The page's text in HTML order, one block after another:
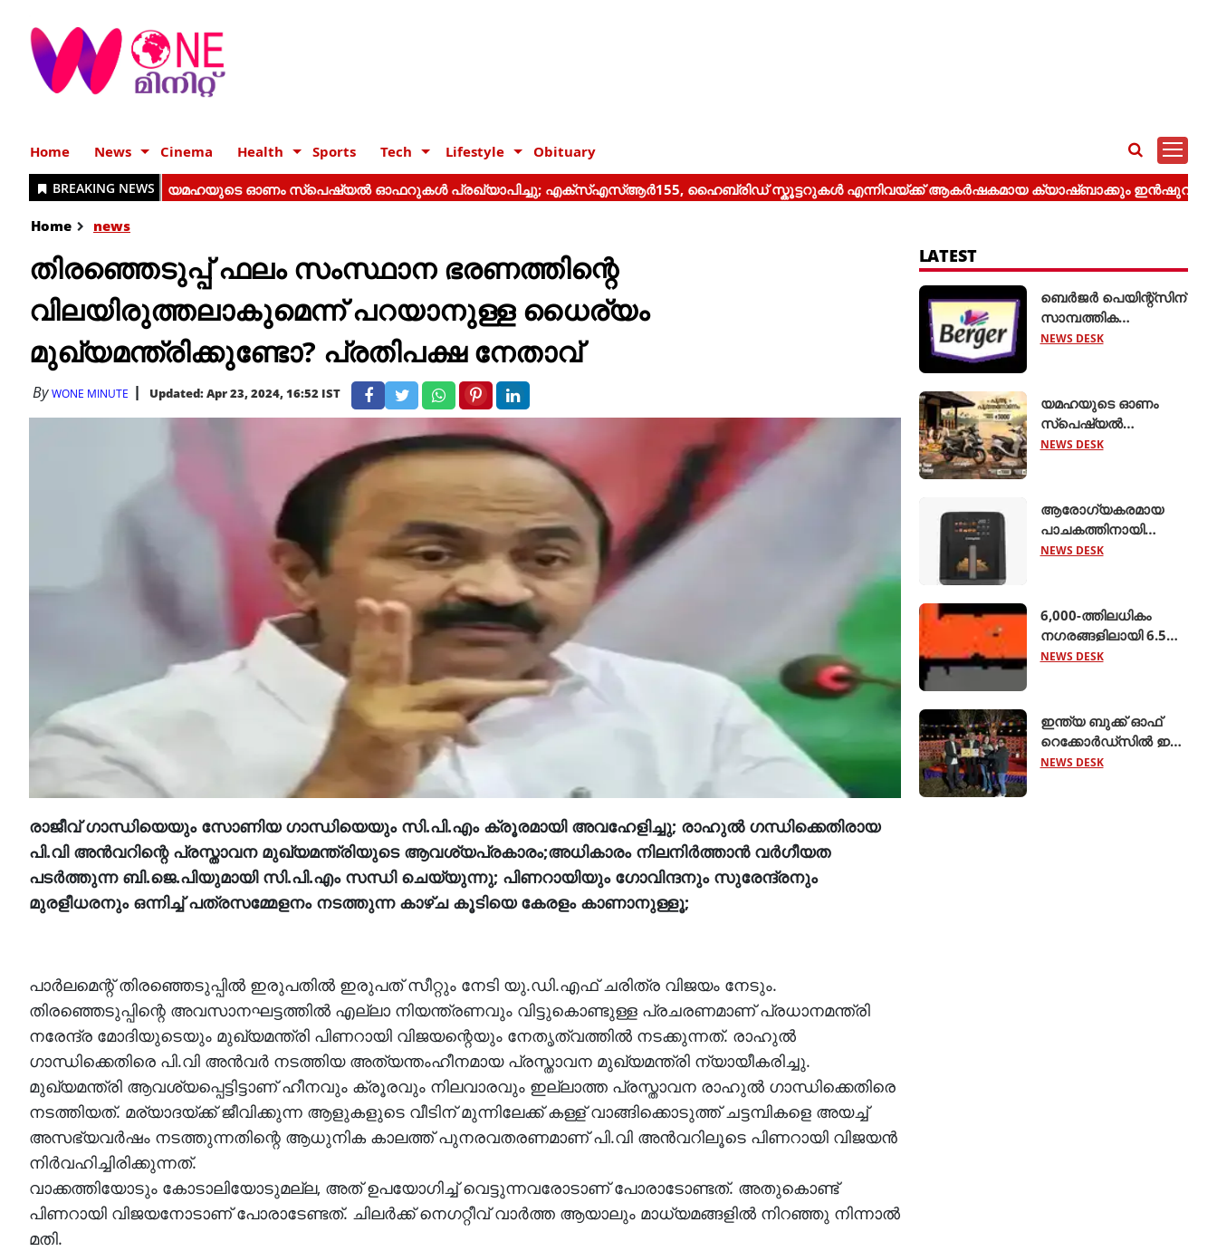
Home News Cinema Health Sports Tech Lifestyle Obituary
Home news
തിരഞ്ഞെടുപ്പ് ഫലം സംസ്ഥാന ഭരണത്തിന്റെ
വിലയിരുത്തലാകുമെന്ന് പറയാനുള്ള ധൈര്യം
മുഖ്യമന്ത്രിക്കുണ്ടോ? പ്രതിപക്ഷ നേതാവ്
ByWONE MINUTE Updated: Apr 23, 2024, 16:52 IST
രാജീവ് ഗാന്ധിയെയും സോണിയ ഗാന്ധിയെയും സി.പി.എം ക്രൂരമായി അവഹേളിച്ചു; രാഹുല്‍ ഗന്ധിക്കെതിരായ
പി.വി അന്‍വറിന്റെ പ്രസ്താവന മുഖ്യമന്ത്രിയുടെ ആവശ്യപ്രകാരം;അധികാരം നിലനിര്‍ത്താന്‍ വര്‍ഗീയത
പടര്‍ത്തുന്ന ബി.ജെ.പിയുമായി സി.പി.എം സന്ധി ചെയ്യുന്നു; പിണറായിയും ഗോവിന്ദനും സുരേന്ദ്രനും
മുരളീധരനും ഒന്നിച്ച് പത്രസമ്മേളനം നടത്തുന്ന കാഴ്ച കൂടിയെ കേരളം കാണാനുള്ളൂ;
പാര്‍ലമെന്റ് തിരഞ്ഞെടുപ്പില്‍ ഇരുപതില്‍ ഇരുപത് സീറ്റും നേടി യു.ഡി.എഫ് ചരിത്ര വിജയം നേടും.
തിരഞ്ഞെടുപ്പിന്റെ അവസാനഘട്ടത്തില്‍ എല്ലാ നിയന്ത്രണവും വിട്ടുകൊണ്ടുള്ള പ്രചരണമാണ് പ്രധാനമന്ത്രി
നരേന്ദ്ര മോദിയുടെയും മുഖ്യമന്ത്രി പിണറായി വിജയന്റെയും നേതൃത്വത്തില്‍ നടക്കുന്നത്. രാഹുല്‍
ഗാന്ധിക്കെതിരെ പി.വി അന്‍വര്‍ നടത്തിയ അത്യന്തംഹീനമായ പ്രസ്താവന മുഖ്യമന്ത്രി ന്യായീകരിച്ചു.
മുഖ്യമന്ത്രി ആവശ്യപ്പെട്ടിട്ടാണ് ഹീനവും ക്രൂരവും നിലവാരവും ഇല്ലാത്ത പ്രസ്താവന രാഹുല്‍ ഗാന്ധിക്കെതിരെ
നടത്തിയത്. മര്യാദയ്ക്ക് ജീവിക്കുന്ന ആളുകളുടെ വീടിന് മുന്നിലേക്ക് കള്ള് വാങ്ങിക്കൊടുത്ത് ചട്ടമ്പികളെ അയച്ച്
അസഭ്യവര്‍ഷം നടത്തുന്നതിന്റെ ആധുനിക കാലത്ത് പുനരവതരണമാണ് പി.വി അന്‍വറിലൂടെ പിണറായി വിജയന്‍
നിര്‍വഹിച്ചിരിക്കുന്നത്.
വാക്കത്തിയോടും കോടാലിയോടുമല്ല, അത് ഉപയോഗിച്ച് വെട്ടുന്നവരോടാണ് പോരാടോണ്ടത്. അതുകൊണ്ട്
പിണറായി വിജയനോടാണ് പോരാടേണ്ടത്. ചിലര്‍ക്ക് നെഗറ്റീവ് വാര്‍ത്ത ആയാലും മാധ്യമങ്ങളില്‍ നിറഞ്ഞു നിന്നാല്‍
മതി.
LATEST
ബെർജർ പെയിന്റ്സിന്
സാമ്പത്തിക
വർഷത്തിന്റെ ആദ്യ
NEWS DESK
യമഹയുടെ ഓണം
സ്പെഷ്യൽ
ഓഫറുകൾ
ഹൈബ്രിഡ്
സ്കൂട്ടറുകൾ
എന്നിവയ്ക്ക്
ആനുകൂല്യങ്ങളു
NEWS DESK
ആരോഗ്യകരമായ
പാചകത്തിനായി
'അമിയോ എഡ്ജ് 5
ക്രോംപ്റ്റൺ
NEWS DESK
6,000-ത്തിലധികം
നഗരങ്ങളിലായി 6.5
ലക്ഷം റൂട്ടുകളെ
NEWS DESK
ഇന്ത്യ ബുക്ക് ഓഫ്
റെക്കോര്‍ഡ്‌സില്‍ ഇടം
നേടി നിസ്സാന്‍ ‍ടെക്ടൺ
NEWS DESK